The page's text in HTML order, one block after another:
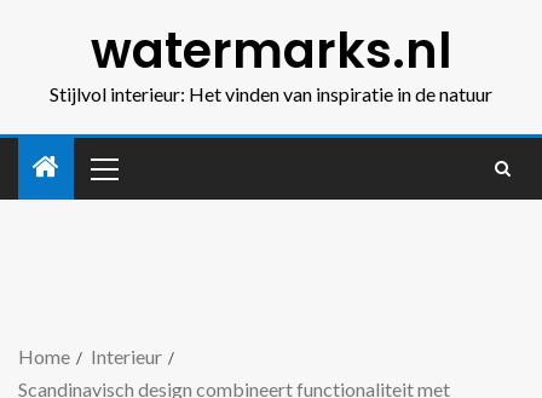
watermarks.nl
Stijlvol interieur: Het vinden van inspiratie in de natuur
Home
Interieur
Scandinavisch design combineert functionaliteit met